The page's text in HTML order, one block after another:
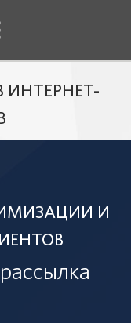
ИНТЕРНЕТ-
И